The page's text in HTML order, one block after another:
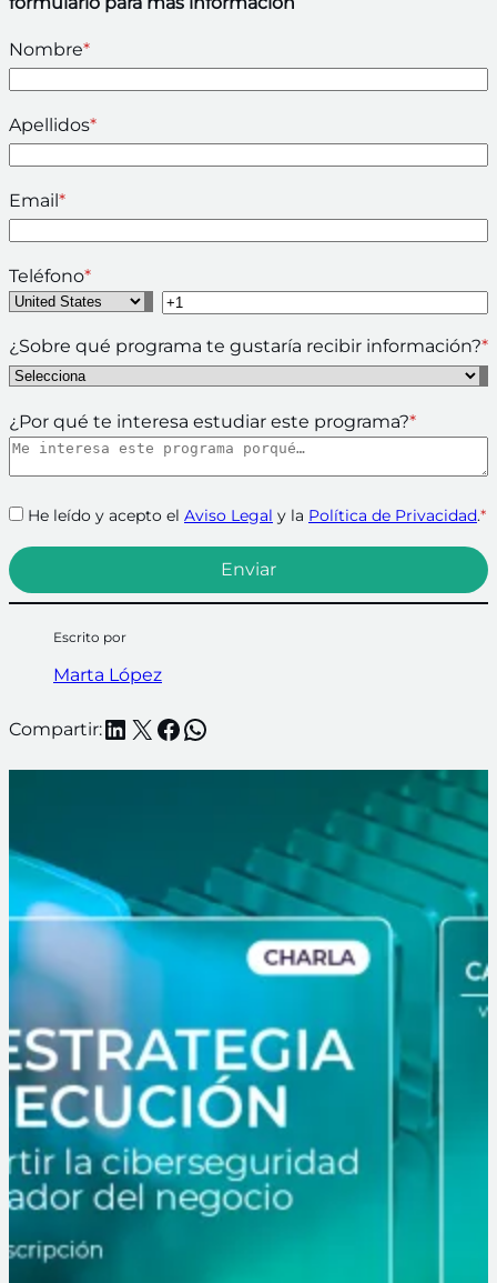
Nombre*
Apellidos*
Email*
Teléfono*
¿Sobre qué programa te gustaría recibir información?*
¿Por qué te interesa estudiar este programa?*
He leído y acepto el Aviso Legal y la Política de Privacidad.*
Escrito por
Marta López
Compartir:LinkedIn
X Facebook
WhatsApp